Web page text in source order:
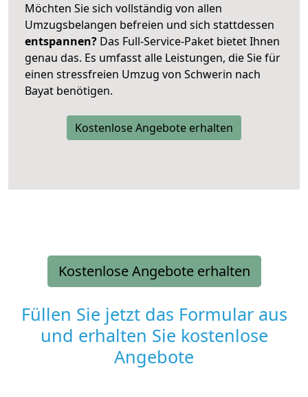
Möchten Sie sich vollständig von allen
Umzugsbelangen befreien und sich stattdessen
entspannen? Das Full-Service-Paket bietet Ihnen
genau das. Es umfasst alle Leistungen, die Sie für
einen stressfreien Umzug von Schwerin nach
Bayat benötigen.
Kostenlose Angebote erhalten
Kostenlose Angebote erhalten
Füllen Sie jetzt das Formular aus
und erhalten Sie kostenlose
Angebote